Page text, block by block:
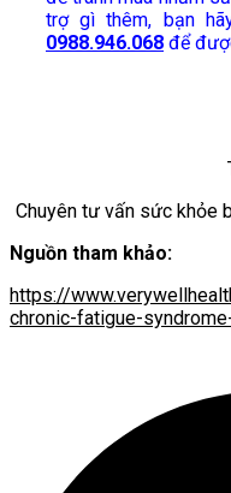
trợ gì thêm, bạn
0988.946.068 để
Chuyên tư vấn sức khỏe
Nguồn tham khảo:
https://
chronic-fatigue-